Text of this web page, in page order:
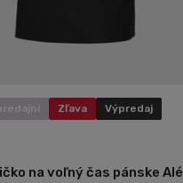
Zľava Výpredaj
na voľný čas pánske Alé